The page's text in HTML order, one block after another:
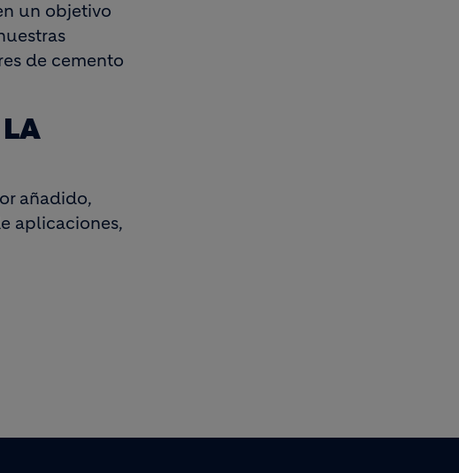
un objetivo
de cemento
añadido,
aplicaciones,